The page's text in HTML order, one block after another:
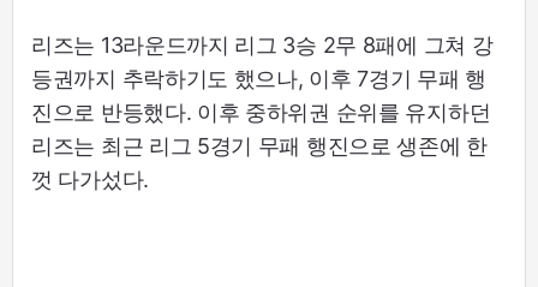
리즈는 13라운드까지 리그 3승 2무 8패에 그쳐 강
등권까지 추락하기도 했으나, 이후 7경기 무패 행
진으로 반등했다. 이후 중하위권 순위를 유지하던
리즈는 최근 리그 5경기 무패 행진으로 생존에 한
껏 다가섰다.